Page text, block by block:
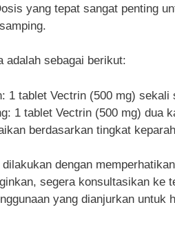
yang tepat sangat penting
adalah sebagai berikut:
1 tablet Vectrin (500 mg) sekali
1 tablet Vectrin (500 mg) dua
berdasarkan tingkat
dengan
segera konsultasikan ke
yang dianjurkan untuk